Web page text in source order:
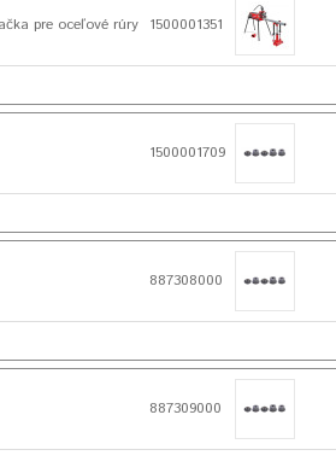
pre oceľové rúry 1500001351
1500001709
887308000
887309000